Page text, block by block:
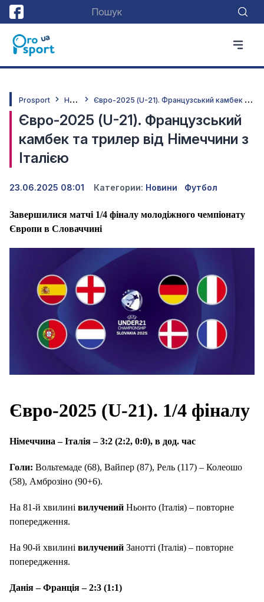
Prosport Н
овини Є
вро-2025 (U-21). Французський камбек та трилер від Німеччини з Італією
Євро-2025 (U-21). Французський
камбек та трилер від Німеччини з
Італією
23.06.2025 08:01 Категории: Новини Футбол
Завершилися матчі 1/4 фіналу молодіжного чемпіонату
Європи в Словаччині
Євро-2025 (U-21). 1/4 фіналу
Німеччина – Італія – 3:2 (2:2, 0:0), в дод. час
Голи: Вольтемаде (68), Вайпер (87), Рель (117) – Колеошо
(58), Амброзіно (90+6).
На 81-й хвилині вилучений Ньонто (Італія) – повторне
попередження.
На 90-й хвилині вилучений Занотті (Італія) – повторне
попередження.
Данія – Франція – 2:3 (1:1)